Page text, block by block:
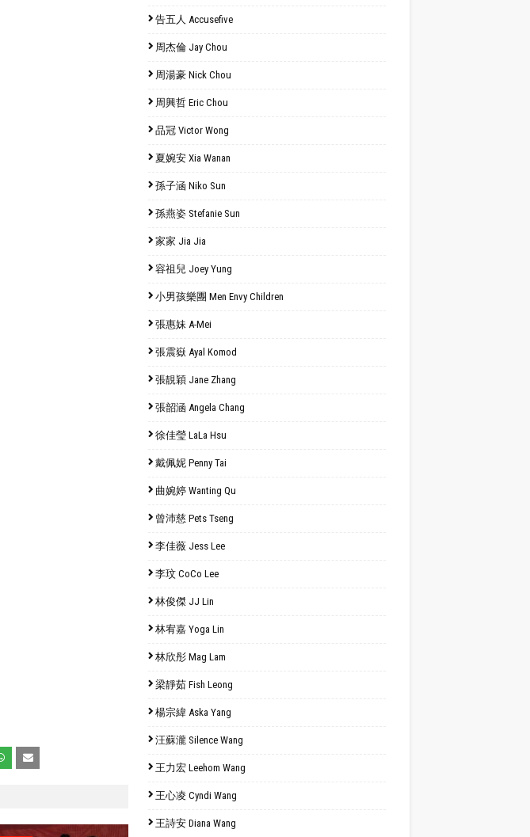
告五人 Accusefive
周杰倫 Jay Chou
周湯豪 Nick Chou
周興哲 Eric Chou
品冠 Victor Wong
夏婉安 Xia Wanan
孫子涵 Niko Sun
孫燕姿 Stefanie Sun
家家 Jia Jia
容祖兒 Joey Yung
小男孩樂團 Men Envy Children
張惠妹 A-Mei
張震嶽 Ayal Komod
張靚穎 Jane Zhang
張韶涵 Angela Chang
徐佳瑩 LaLa Hsu
戴佩妮 Penny Tai
曲婉婷 Wanting Qu
曾沛慈 Pets Tseng
李佳薇 Jess Lee
李玟 CoCo Lee
林俊傑 JJ Lin
林宥嘉 Yoga Lin
林欣彤 Mag Lam
梁靜茹 Fish Leong
楊宗緯 Aska Yang
汪蘇瀧 Silence Wang
王力宏 Leehom Wang
王心凌 Cyndi Wang
王詩安 Diana Wang